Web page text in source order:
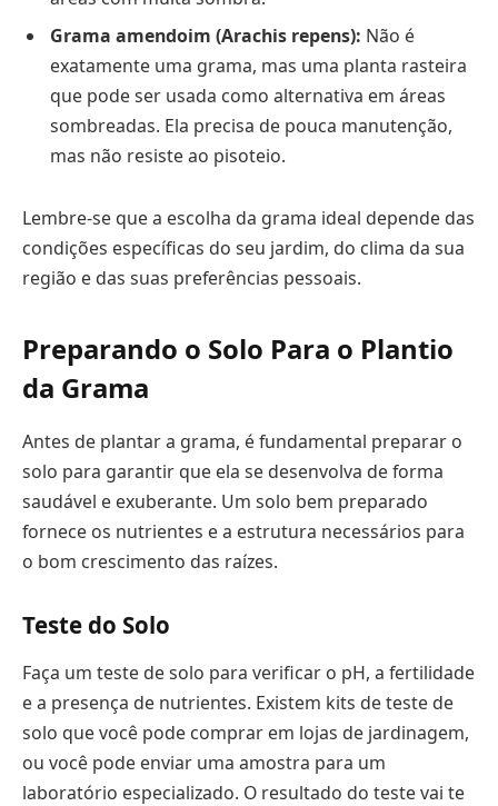
Grama amendoim (Arachis repens): Não é
exatamente uma grama, mas uma planta rasteira
que pode ser usada como alternativa em áreas
sombreadas. Ela precisa de pouca manutenção,
mas não resiste ao pisoteio.
Lembre-se que a escolha da grama ideal depende das
condições específicas do seu jardim, do clima da sua
região e das suas preferências pessoais.
Preparando o Solo Para o Plantio
da Grama
Antes de plantar a grama, é fundamental preparar o
solo para garantir que ela se desenvolva de forma
saudável e exuberante. Um solo bem preparado
fornece os nutrientes e a estrutura necessários para
o bom crescimento das raízes.
Teste do Solo
Faça um teste de solo para verificar o pH, a fertilidade
e a presença de nutrientes. Existem kits de teste de
solo que você pode comprar em lojas de jardinagem,
ou você pode enviar uma amostra para um
laboratório especializado. O resultado do teste vai te